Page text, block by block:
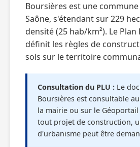
Boursières est une
Saône, s'étendant sur 229
densité (25 hab/km²). Le
définit les règles de
sols sur le territoire
Consultation du PLU : Le
Boursières est consultable
la mairie ou sur le
tout projet de construction,
d'urbanisme peut être